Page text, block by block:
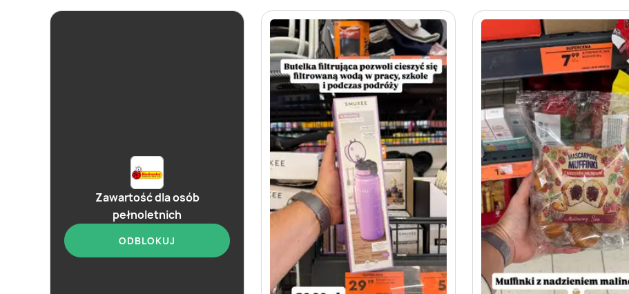
Zawartość dla osób
pełnoletnich
ODBLOKUJ